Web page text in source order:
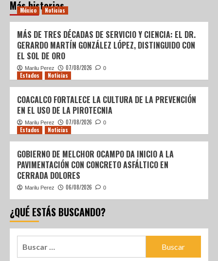
Más historias
México Noticias
MÁS DE TRES DÉCADAS DE SERVICIO Y CIENCIA: EL DR.
GERARDO MARTÍN GONZÁLEZ LÓPEZ, DISTINGUIDO CON
EL SOL DE ORO
Marilu Perez 07/08/2026 0
Estados Noticias
COACALCO FORTALECE LA CULTURA DE LA PREVENCIÓN
EN EL USO DE LA PIROTECNIA
Marilu Perez 07/08/2026 0
Estados Noticias
GOBIERNO DE MELCHOR OCAMPO DA INICIO A LA
PAVIMENTACIÓN CON CONCRETO ASFÁLTICO EN
CERRADA DOLORES
Marilu Perez 06/08/2026 0
¿QUÉ ESTÁS BUSCANDO?